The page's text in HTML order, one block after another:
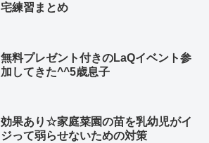
宅練習まとめ
無料プレゼント付きのLaQイベント参
加してきた^^5歳息子
効果あり☆家庭菜園の苗を乳幼児がイ
ジって弱らせないための対策